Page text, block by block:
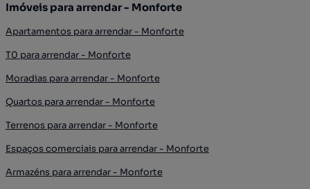
Imóveis para arrendar - Monforte
Apartamentos para arrendar - Monforte
T0 para arrendar - Monforte
Moradias para arrendar - Monforte
Quartos para arrendar - Monforte
Terrenos para arrendar - Monforte
Espaços comerciais para arrendar - Monforte
Armazéns para arrendar - Monforte